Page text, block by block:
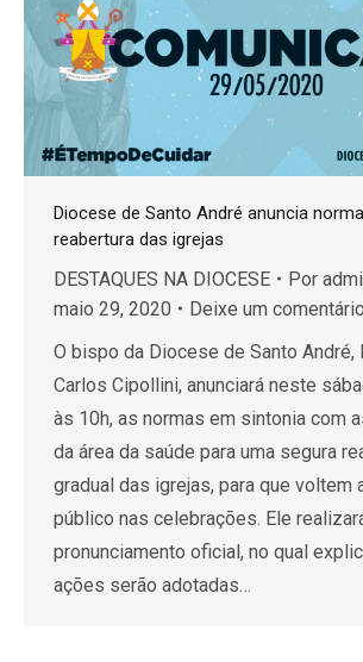
Diocese de Santo André anuncia
reabertura das igrejas
DESTAQUES NA DIOCESE Por
maio 29, 2020
Deixe um comentário
O bispo da Diocese de Santo André,
Carlos Cipollini, anunciará neste
às 10h, as normas em sintonia com
da área da saúde para uma segura
gradual das igrejas, para que voltem
público nas celebrações. Ele
pronunciamento oficial, no qual
ações serão adotadas…